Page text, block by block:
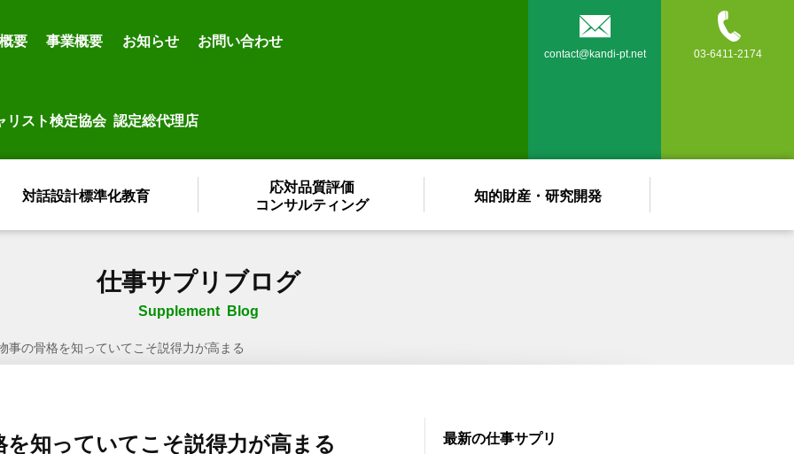
要 事業概要 お知らせ お問い合わせ
リスト検定協会 認定総代理店

contact@kandi-pt.net

03-6411-2174
対話設計標準化教育
応対品質評価
コンサルティング
知的財産・研究開発
仕事サプリブログ
Supplement Blog
事の骨格を知っていてこそ説得力が高まる
知っていてこそ説得力が高まる 最新の仕事サプリ